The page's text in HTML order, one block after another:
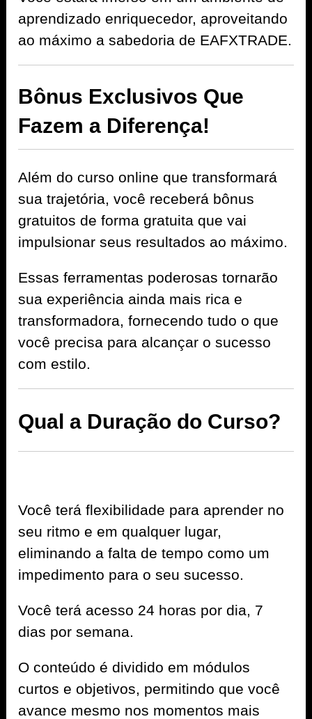
aprendizado enriquecedor, aproveitando
ao máximo a sabedoria de EAFXTRADE.
Bônus Exclusivos Que
Fazem a Diferença!
Além do curso online que transformará
sua trajetória, você receberá bônus
gratuitos de forma gratuita que vai
impulsionar seus resultados ao máximo.
Essas ferramentas poderosas tornarão
sua experiência ainda mais rica e
transformadora, fornecendo tudo o que
você precisa para alcançar o sucesso
com estilo.
Qual a Duração do Curso?
Você terá flexibilidade para aprender no
seu ritmo e em qualquer lugar,
eliminando a falta de tempo como um
impedimento para o seu sucesso.
Você terá acesso 24 horas por dia, 7
dias por semana.
O conteúdo é dividido em módulos
curtos e objetivos, permitindo que você
avance mesmo nos momentos mais